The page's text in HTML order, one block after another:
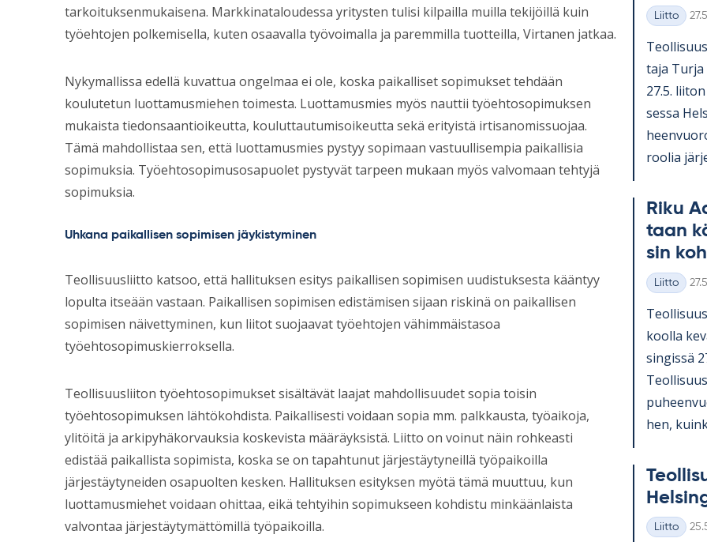
tarkoituksenmukaisena. Markkinataloudessa yritysten tulisi kilpailla muilla tekijöillä kuin
työehtojen polkemisella, kuten osaavalla työvoimalla ja paremmilla tuotteilla, Virtanen jatkaa.
Nykymallissa edellä kuvattua ongelmaa ei ole, koska paikalliset sopimukset tehdään
koulutetun luottamusmiehen toimesta. Luottamusmies myös nauttii työehtosopimuksen
mukaista tiedonsaantioikeutta, kouluttautumisoikeutta sekä erityistä irtisanomissuojaa.
Tämä mahdollistaa sen, että luottamusmies pystyy sopimaan vastuullisempia paikallisia
sopimuksia. Työehtosopimusosapuolet pystyvät tarpeen mukaan myös valvomaan tehtyjä
sopimuksia.
Uhkana paikallisen sopimisen jäykistyminen
Teollisuusliitto katsoo, että hallituksen esitys paikallisen sopimisen uudistuksesta kääntyy
lopulta itseään vastaan. Paikallisen sopimisen edistämisen sijaan riskinä on paikallisen
sopimisen näivettyminen, kun liitot suojaavat työehtojen vähimmäistasoa
työehtosopimuskierroksella.
Teollisuusliiton työehtosopimukset sisältävät laajat mahdollisuudet sopia toisin
työehtosopimuksen lähtökohdista. Paikallisesti voidaan sopia mm. palkkausta, työaikoja,
ylitöitä ja arkipyhäkorvauksia koskevista määräyksistä. Liitto on voinut näin rohkeasti
edistää paikallista sopimista, koska se on tapahtunut järjestäytyneillä työpaikoilla
järjestäytyneiden osapuolten kesken. Hallituksen esityksen myötä tämä muuttuu, kun
luottamusmiehet voidaan ohittaa, eikä tehtyihin sopimukseen kohdistu minkäänlaista
valvontaa järjestäytymättömillä työpaikoilla.
Kategoriat
Liitto
taja
27.5.
sessa
roo­lia
Riku
taan
sin
Kategoriat
Liitto
koolla
sin­gissä
hen,
Kategoriat
Liitto